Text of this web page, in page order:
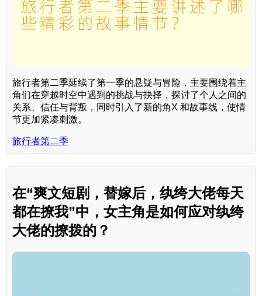
旅行者第二季延续了第一季的悬疑与冒险，主要围绕着主
角们在穿越时空中遇到的挑战与抉择，探讨了个人之间的
关系、信任与背叛，同时引入了新的角X 和故事线，使情
节更加紧凑刺激。
旅行者第二季
在“爽文短剧，替嫁后，纨绔大佬每天
都在撩我”中，女主角是如何应对纨绔
大佬的撩拨的？